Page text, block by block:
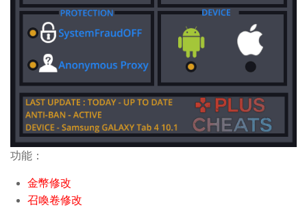
功能：
金幣修改
召喚卷修改